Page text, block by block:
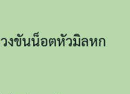
งขันน็อตหัวมิลหก